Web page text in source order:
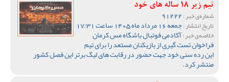
تیم زیر 18 ساله های خود
شماره‌ی خبر :
تاریخ انتشار :جمعه 16 مرداد ماه 1405 ساعت 17:31
خلاصه‌ی خبر :آکادمی فوتبال باشگاه مس کرمان
فراخوان تست گیری از بازیکنان مستعد را برای تیم
این رده سنی خود جهت حضور در رقابت های لیگ برتر این فصل کشور
منتشر کرد.